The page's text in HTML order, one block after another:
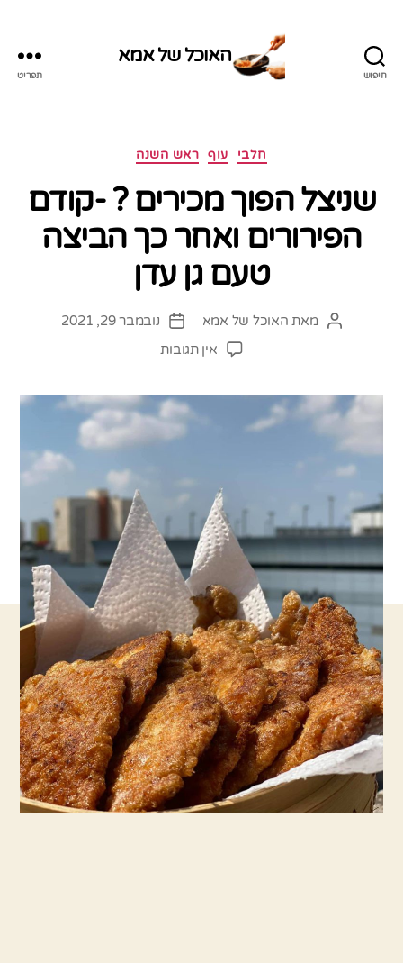
חיפוש
האוכל של אמא
תפריט
קטגוריות חלבי עוף ראש השנה
שניצל הפוך מכירים ? -קודם
הפירורים ואחר כך הביצה
טעם גן עדן
המחבר
מאת האוכל של אמא
תאריךנובמבר 29, 2021
אין תגובותעל
מכירים
הפירורים
ואחר
כך
הביצה
טעם
גן
עדן